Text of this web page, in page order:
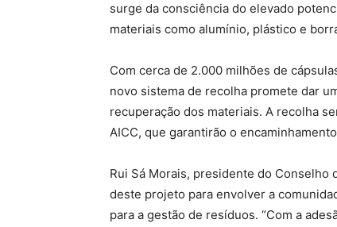
surge da consciência do elevado
materiais como alumínio, plástico e
Com cerca de 2.000 milhões de
novo sistema de recolha promete dar
recuperação dos materiais. A recolha
AICC, que garantirão o
Rui Sá Morais, presidente do Conselho
deste projeto para envolver a
para a gestão de resíduos. “Com a